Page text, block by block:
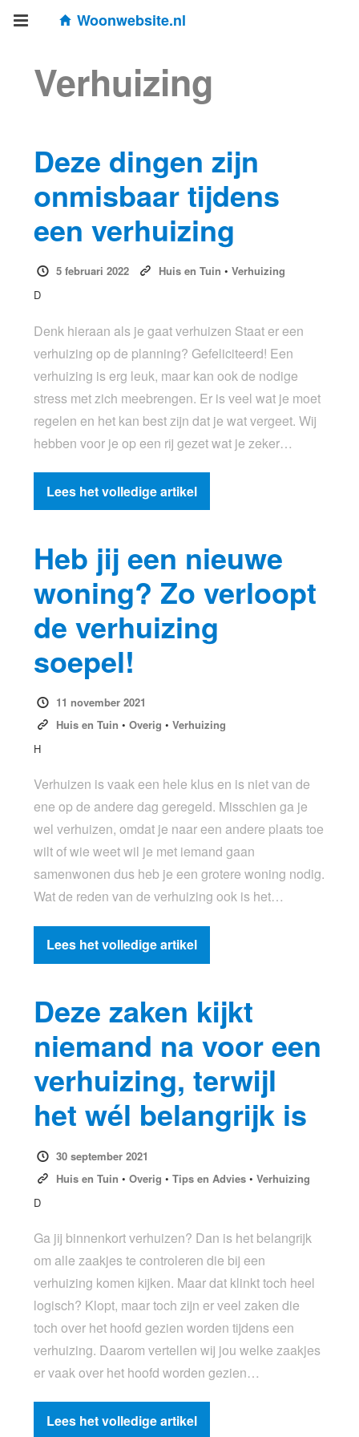
Woonwebsite.nl
Verhuizing
Deze dingen zijn
onmisbaar tijdens
een verhuizing
5 februari 2022 Huis en Tuin •Verhuizing
D
Denk hieraan als je gaat verhuizen Staat er een
verhuizing op de planning? Gefeliciteerd! Een
verhuizing is erg leuk, maar kan ook de nodige
stress met zich meebrengen. Er is veel wat je moet
regelen en het kan best zijn dat je wat vergeet. Wij
hebben voor je op een rij gezet wat je zeker…
Lees het volledige artikel
Heb jij een nieuwe
woning? Zo verloopt
de verhuizing
soepel!
11 november 2021
Huis en Tuin • Overig • Verhuizing
H
Verhuizen is vaak een hele klus en is niet van de
ene op de andere dag geregeld. Misschien ga je
wel verhuizen, omdat je naar een andere plaats toe
wilt of wie weet wil je met iemand gaan
samenwonen dus heb je een grotere woning nodig.
Wat de reden van de verhuizing ook is het…
Lees het volledige artikel
Deze zaken kijkt
niemand na voor een
verhuizing, terwijl
het wél belangrijk is
30 september 2021
Huis en Tuin • Overig • Tips en Advies• Verhuizing
D
Ga jij binnenkort verhuizen? Dan is het belangrijk
om alle zaakjes te controleren die bij een
verhuizing komen kijken. Maar dat klinkt toch heel
logisch? Klopt, maar toch zijn er veel zaken die
toch over het hoofd gezien worden tijdens een
verhuizing. Daarom vertellen wij jou welke zaakjes
er vaak over het hoofd worden gezien…
Lees het volledige artikel